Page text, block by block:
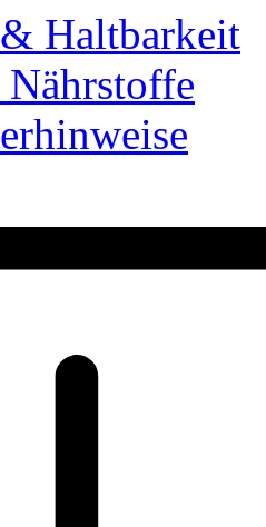
Haltbarkeit